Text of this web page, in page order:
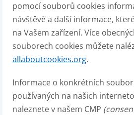
pomocí souborů cookies
návštěvě a další informace,
na Vašem zařízení. Více
souborech cookies můžete
allaboutcookies.org.
Informace o konkrétních
používaných na našich
naleznete v našem CMP